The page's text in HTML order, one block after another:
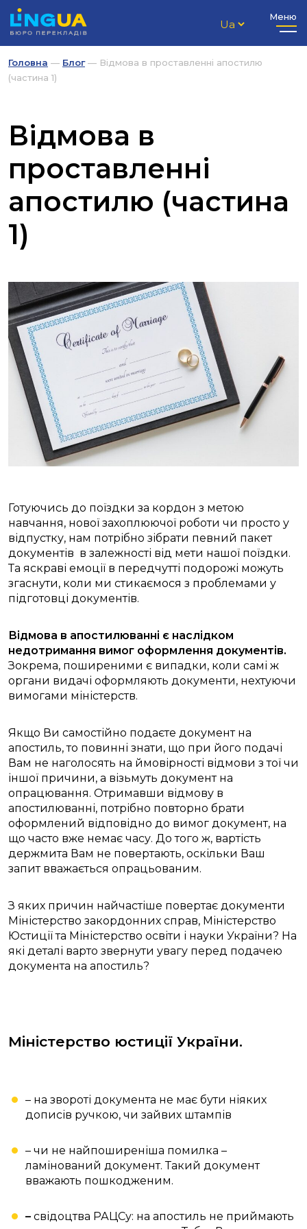
Меню
Головна — Блог— Відмова в проставленні апостилю
(частина 1)
Відмова в
проставленні
апостилю (частина
1)
Готуючись до поїздки за кордон з метою
навчання, нової захоплюючої роботи чи просто у
відпустку, нам потрібно зібрати певний пакет
документів в залежності від мети нашої поїздки.
Та яскраві емоції в передчутті подорожі можуть
згаснути, коли ми стикаємося з проблемами у
підготовці документів.
Відмова в апостилюванні є наслідком
недотримання вимог оформлення документів.
Зокрема, поширеними є випадки, коли самі ж
органи видачі оформляють документи, нехтуючи
вимогами міністерств.
Якщо Ви самостійно подаєте документ на
апостиль, то повинні знати, що при його подачі
Вам не наголосять на ймовірності відмови з тої чи
іншої причини, а візьмуть документ на
опрацювання. Отримавши відмову в
апостилюванні, потрібно повторно брати
оформлений відповідно до вимог документ, на
що часто вже немає часу. До того ж, вартість
держмита Вам не повертають, оскільки Ваш
запит вважається опрацьованим.
З яких причин найчастіше повертає документи
Міністерство закордонних справ, Міністерство
Юстиції та Міністерство освіти і науки України? На
які деталі варто звернути увагу перед подачею
документа на апостиль?
Міністерство юстиції України.
– на звороті документа не має бути ніяких
дописів ручкою, чи зайвих штампів
– чи не найпоширеніша помилка –
ламінований документ. Такий документ
вважають пошкодженим.
– свідоцтва РАЦСу: на апостиль не приймають